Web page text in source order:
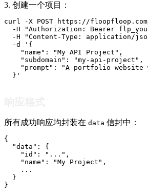
3. 创建一个项目：
curl -X POST https://
-H "Authorization: Bearer
-H "Content-Type: application/
  -d '{
    "name": "My API Project",
    "subdomain": "my-api-project",
"prompt": "A portfolio website
  }'
所有成功响应均封装在 data 信封中：
{
  "data": {
    "id": "...",
    "name": "My Project",
    ...
  }
}